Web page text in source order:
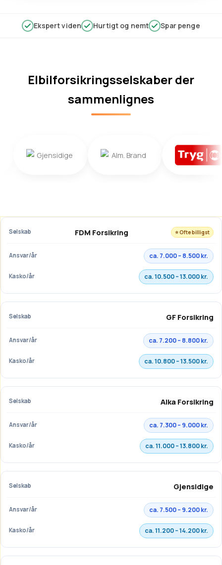
Ekspert viden Hurtigt og nemt Spar penge
Elbilforsikringsselskaber der
sammenlignes
FDM Forsikring ⭐ Ofte billigst
ca. 7.000 – 8.500 kr.
ca. 10.500 – 13.000 kr.
GF Forsikring
ca. 7.200 – 8.800 kr.
ca. 10.800 – 13.500 kr.
Alka Forsikring
ca. 7.300 – 9.000 kr.
ca. 11.000 – 13.800 kr.
Gjensidige
ca. 7.500 – 9.200 kr.
ca. 11.200 – 14.200 kr.